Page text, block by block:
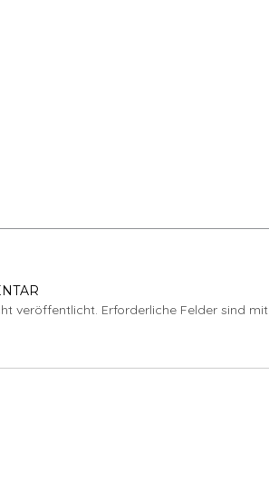
veröffentlicht. Erforderliche Felder sind mit